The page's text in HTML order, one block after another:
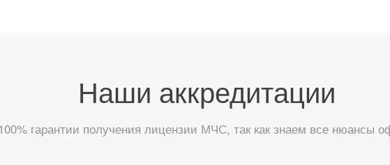
Наши аккредитации
гарантии получения лицензии МЧС, так как знаем все нюансы